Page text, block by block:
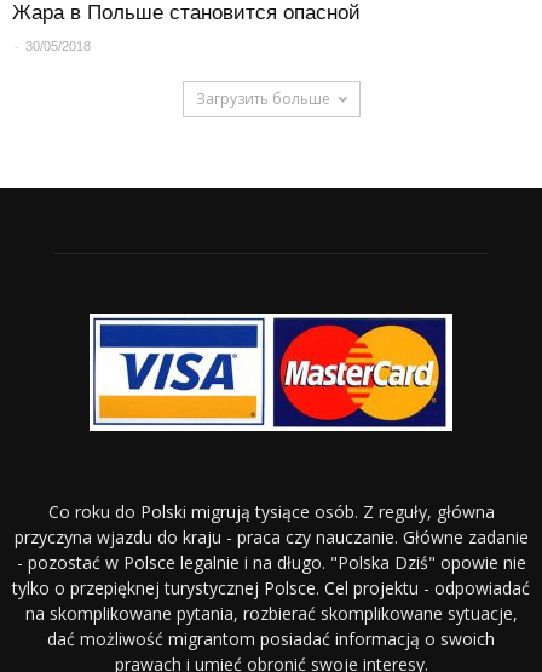
Жара в Польше становится опасной
- 30/05/2018
Загрузить больше
Co roku do Polski migrują tysiące osób. Z reguły, główna
przyczyna wjazdu do kraju - praca czy nauczanie. Główne zadanie
- pozostać w Polsce legalnie i na długo. "Polska Dziś" opowie nie
tylko o przepięknej turystycznej Polsce. Cel projektu - odpowiadać
na skomplikowane pytania, rozbierać skomplikowane sytuacje,
dać możliwość migrantom posiadać informacją o swoich
prawach i umieć obronić swoje interesy.